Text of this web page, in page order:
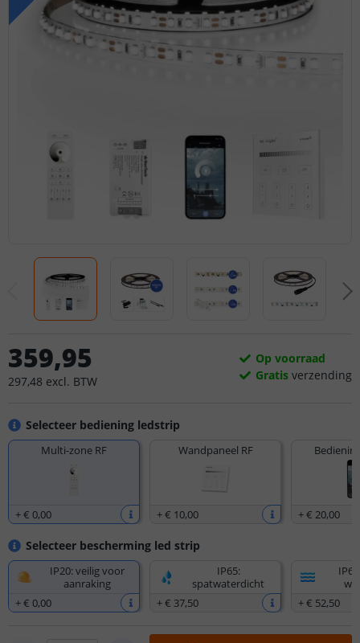
Selecteer bediening ledstrip
Multi-zone RF
+€ 0,00
Wandpaneel RF
+€ 10,00 +€ 20,00
Selecteer bescherming led strip
IP20: veilig voor
aanraking
+€ 0,00
IP65:
spatwaterdicht
+€ 37,50
+€ 52,50
359,95
297,48 excl. BTW
Op voorraad
Gratis verzending